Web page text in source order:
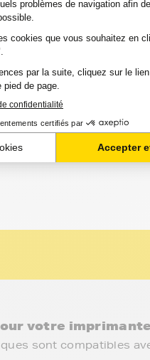
équivalent à
- JAUNE -
: Capacité :
votre imprimante
sont compatibles